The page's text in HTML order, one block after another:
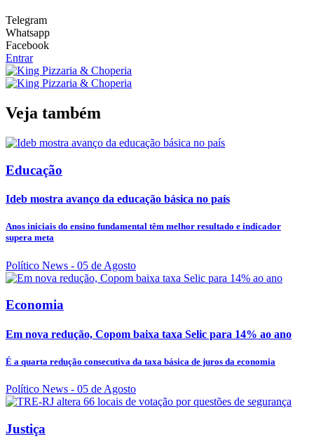
Telegram
Whatsapp
Facebook
Entrar
Veja também
Educação
Ideb mostra avanço da educação básica no país
Anos iniciais do ensino fundamental têm melhor resultado e indicador
supera meta
Político News - 05 de Agosto
Economia
Em nova redução, Copom baixa taxa Selic para 14% ao ano
É a quarta redução consecutiva da taxa básica de juros da economia
Político News - 05 de Agosto
Justiça